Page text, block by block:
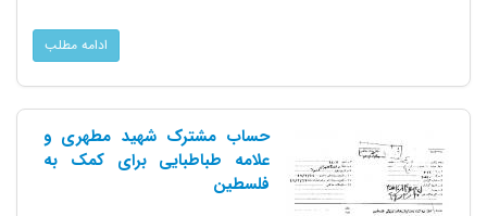
ادامه مطلب
حساب مشترک شهید مطهری و
علامه طباطبایی برای کمک به
فلسطین